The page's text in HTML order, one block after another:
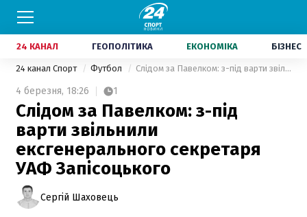
24 КАНАЛ ГЕОПОЛІТИКА ЕКОНОМІКА БІЗНЕС
24 канал Спорт Футбол Слідом за Павелком: з-під варти звільнили ексгенерального секретаря УАФ Запісоцького
4 березня, 18:26 1
Слідом за Павелком: з-під
варти звільнили
ексгенерального секретаря
УАФ Запісоцького
Сергій Шаховець